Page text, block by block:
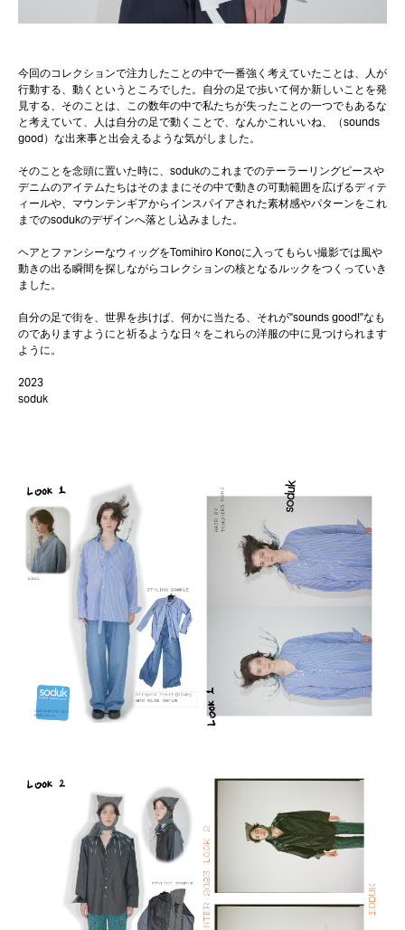
今回のコレクションで注力したことの中で一番強く考えていたことは、人が
行動する、動くというところでした。自分の足で歩いて何か新しいことを発
見する、そのことは、この数年の中で私たちが失ったことの一つでもあるな
と考えていて、人は自分の足で動くことで、なんかこれいいね、（sounds
good）な出来事と出会えるような気がしました。
そのことを念頭に置いた時に、sodukのこれまでのテーラーリングピースや
デニムのアイテムたちはそのままにその中で動きの可動範囲を広げるディテ
ィールや、マウンテンギアからインスパイアされた素材感やパターンをこれ
までのsodukのデザインへ落とし込みました。
ヘアとファンシーなウィッグをTomihiro Konoに入ってもらい撮影では風や
動きの出る瞬間を探しながらコレクションの核となるルックをつくっていき
ました。
自分の足で街を、世界を歩けば、何かに当たる、それが"sounds good!"なも
のでありますようにと祈るような日々をこれらの洋服の中に見つけられます
ように。
2023
soduk